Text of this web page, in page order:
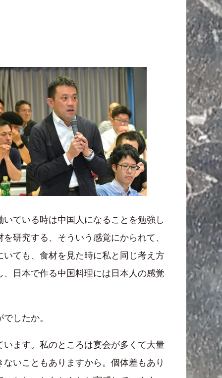
ている時は中国人になることを勉強し
研究する、そういう感覚にかられて、
ても、食材を見た時に私と同じ考え方
日本で作る中国料理には日本人の感覚
したか。
ます。私のところは宴会が多くて大量
いこともありますから。個体差もあり